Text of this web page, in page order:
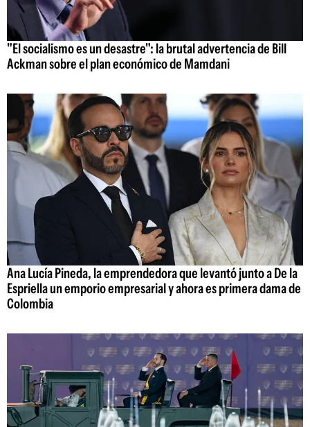
"El socialismo es un desastre": la brutal advertencia de Bill
Ackman sobre el plan económico de Mamdani
Ana Lucía Pineda, la emprendedora que levantó junto a De la
Espriella un emporio empresarial y ahora es primera dama de
Colombia